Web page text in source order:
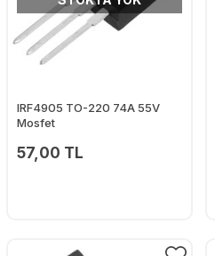
IRF4905 TO-220 74A 55V
Mosfet
57,00 TL